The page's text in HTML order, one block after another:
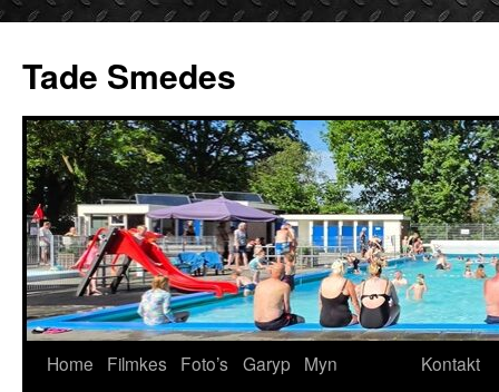
de
inhoud
Tade Smedes
Home Filmkes Foto’s Garyp
Myn
Kontakt